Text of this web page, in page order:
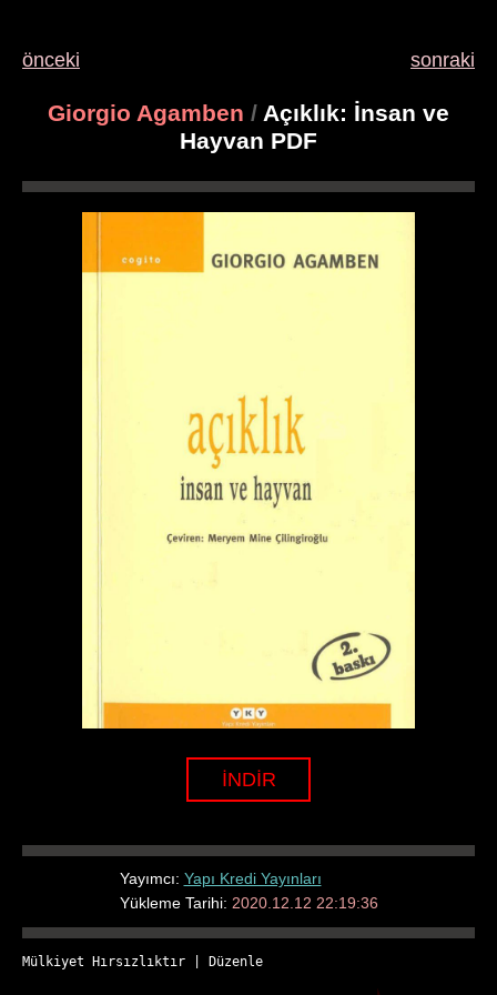
önceki sonraki
Giorgio Agamben / Açıklık: İnsan ve
Hayvan PDF
İNDİR
Yayımcı: Yapı Kredi Yayınları
Yükleme Tarihi: 2020.12.12 22:19:36
Mülkiyet Hırsızlıktır Düzenle